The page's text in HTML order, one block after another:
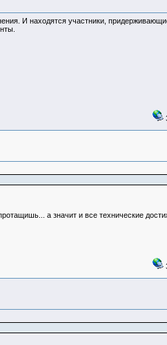
И находятся участники,
а значит и все технические